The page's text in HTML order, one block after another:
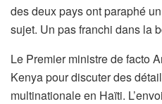
des deux pays ont paraphé
sujet. Un pas franchi dans la
Le Premier ministre de facto
Kenya pour discuter des
multinationale en Haïti.